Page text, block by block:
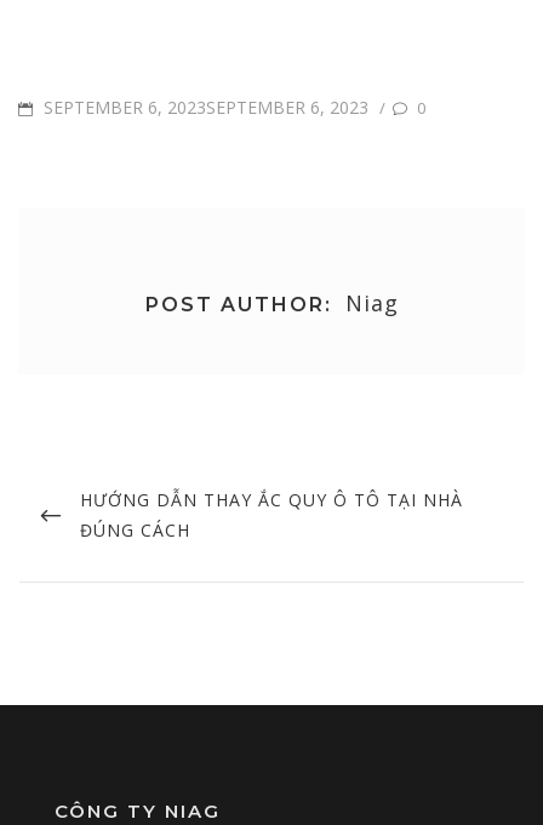
POSTEDSEPTEMBER 6, 2023SEPTEMBER 6, 2023 / 0
POST AUTHOR: Niag
navigation
PREVIOUS
POST
HƯỚNG DẪN THAY ẮC QUY Ô TÔ TẠI NHÀ
ĐÚNG CÁCH
CÔNG TY NIAG